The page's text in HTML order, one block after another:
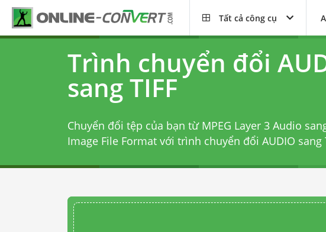
Tất cả công cụ
Trình chuyển đổi
sang TIFF
Chuyển đổi tệp của bạn từ MPEG Layer 3 Audio
Image File Format với trình chuyển đổi AUDIO sang